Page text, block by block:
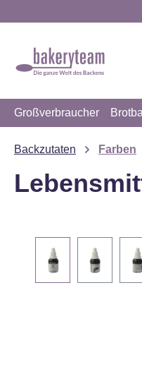
Großverbraucher
Backzutaten Farben